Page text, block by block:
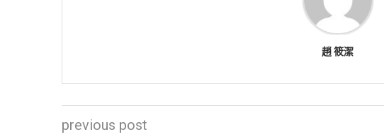
趙 筱潔
previous post